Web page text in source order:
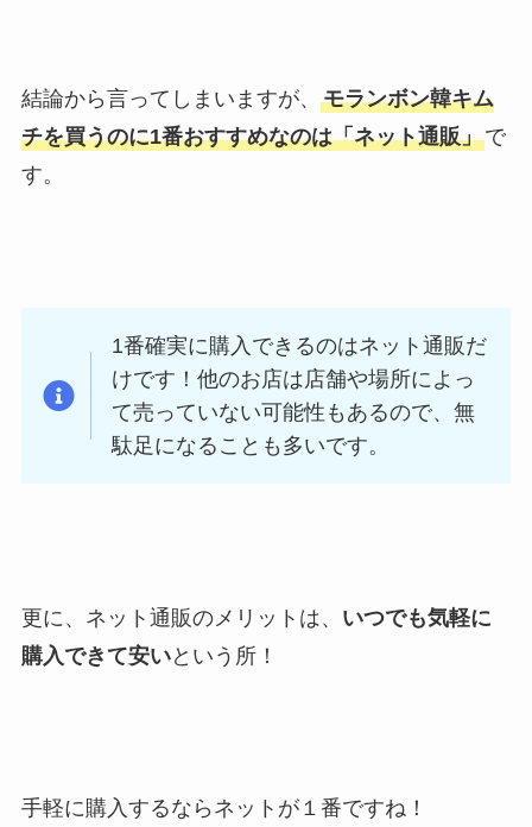
結論から言ってしまいますが、 モランボン韓キム
チを買うのに1番おすすめなのは「ネット通販」で
す。
1番確実に購入できるのはネット通販だ
けです！他のお店は店舗や場所によっ
て売っていない可能性もあるので、無
駄足になることも多いです。
更に、ネット通販のメリットは、 いつでも気軽に
購入できて安いという所！
手軽に購入するならネットが１番ですね！